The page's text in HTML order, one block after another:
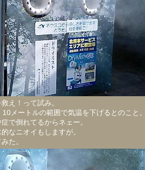
え！って試み。
メートルの範囲で気温を下げるとのこと
で倒れてるからネェー。
なニオイもしますが。
た。